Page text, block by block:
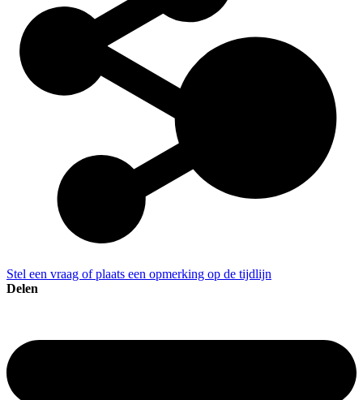
Stel een vraag of plaats een opmerking op de tijdlijn
Delen